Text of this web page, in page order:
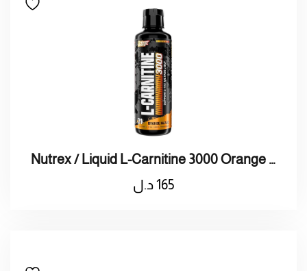
Nutrex / Liquid L-Carnitine 3000 Orange Mango بنكهة البرتقال والمانجو
165د.ل